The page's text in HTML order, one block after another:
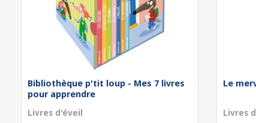
Bibliothèque p'tit loup - Mes 7 livres
pour apprendre
Livres d'éveil
Le
Livres